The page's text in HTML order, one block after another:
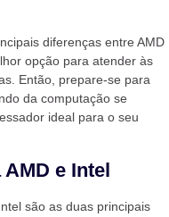
diferenças entre AMD
opção para atender às
Então, prepare-se para
da computação se
ideal para o seu
e Intel
são as duas principais